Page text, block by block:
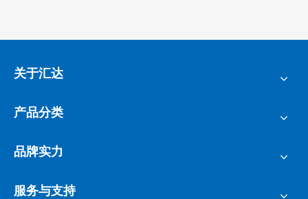
关于汇达
产品分类
品牌实力
服务与支持